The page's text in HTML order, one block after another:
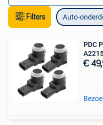
Filters Auto-
PDC
€